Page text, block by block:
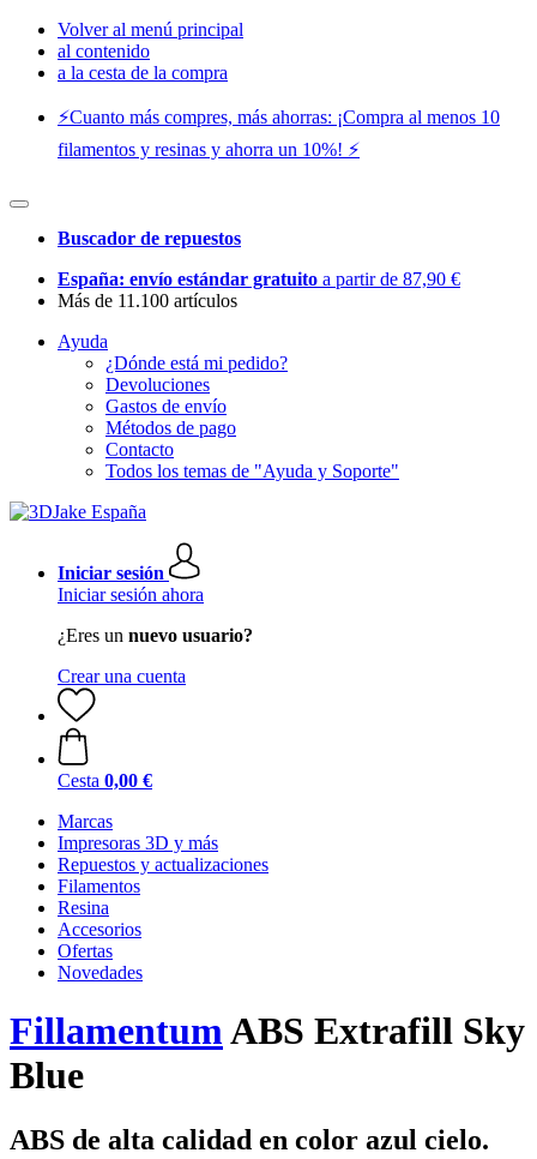
Volver al menú principal
al contenido
a la cesta de la compra
⚡️Cuanto más compres, más ahorras: ¡Compra al menos 10
filamentos y resinas y ahorra un 10%! ⚡️
Buscador de repuestos
España: envío estándar gratuito a partir de 87,90 €
Más de 11.100 artículos
Ayuda
¿Dónde está mi pedido?
Devoluciones
Gastos de envío
Métodos de pago
Contacto
Todos los temas de "Ayuda y Soporte"
Iniciar sesión
Iniciar sesión ahora
¿Eres un nuevo usuario?
Crear una cuenta
Cesta 0,00 €
Marcas
Impresoras 3D y más
Repuestos y actualizaciones
Filamentos
Resina
Accesorios
Ofertas
Novedades
FillamentumABS Extrafill Sky
Blue
ABS de alta calidad en color azul cielo.